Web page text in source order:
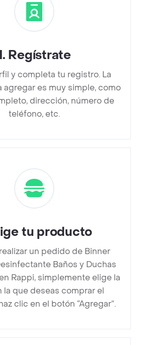
. Regístrate
y completa tu registro. La
agregar es muy simple, como
dirección, número de
teléfono, etc.
tu producto
un pedido de Binner
Baños y Duchas
Rappi, simplemente elige la
la que deseas comprar el
clic en el botón “Agregar”.